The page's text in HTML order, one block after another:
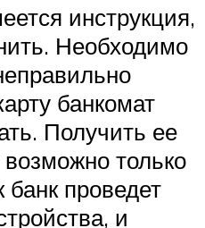
инструкция,
Необходимо
банкомат
Получить ее
только
банк проведет
и